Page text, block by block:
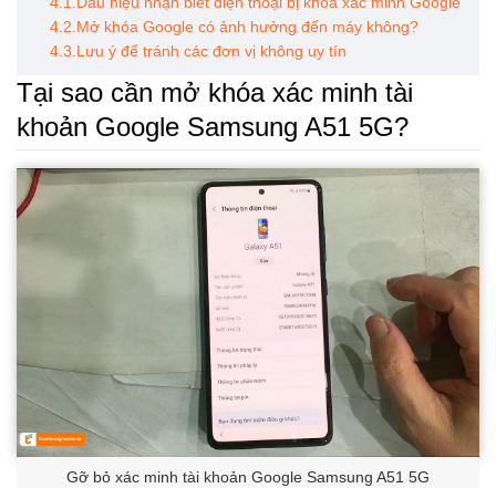
4.2.Mở khóa Google có ảnh hưởng đến máy không?
4.3.Lưu ý để tránh các đơn vị không uy tín
Tại sao cần mở khóa xác minh tài
khoản Google Samsung A51 5G?
Gỡ bỏ xác minh tài khoản Google Samsung A51 5G